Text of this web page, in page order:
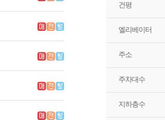
건평
엘리베이터
주소
주차대수
지하층수